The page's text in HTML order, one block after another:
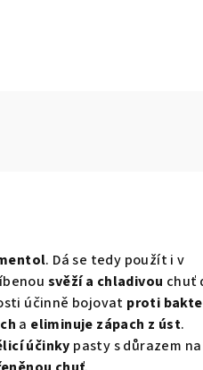
. Dá se tedy použít i v
svěží a chladivou chuť
účinně bojovat proti
a eliminuje zápach z úst.
účinky pasty s důrazem